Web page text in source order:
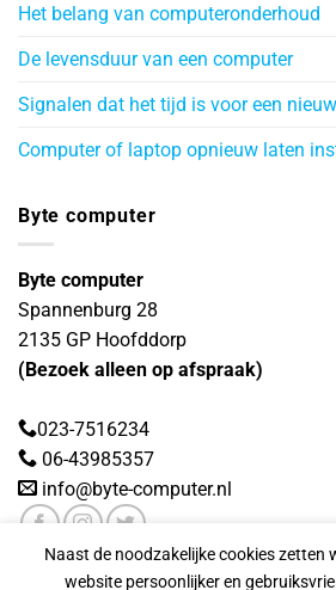
Het belang van computeronderhoud
De levensduur van een computer
Signalen dat het tijd is voor een
Computer of laptop opnieuw laten
Byte computer
Byte computer
Spannenburg 28
2135 GP Hoofddorp
(Bezoek alleen op afspraak)
023-7516234
06-43985357
info@byte-computer.nl
Naast de noodzakelijke cookies zetten
website persoonlijker en